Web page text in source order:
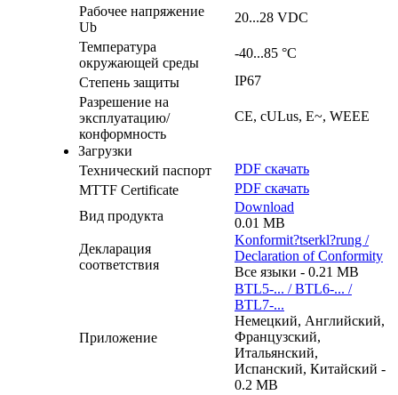
Рабочее напряжение
Ub
20...28 VDC
Температура
окружающей среды
-40...85 °C
Степень защиты
IP67
Разрешение на
эксплуатацию/
конформность
CE, cULus, E~, WEEE
Загрузки
Технический паспорт
PDF скачать
MTTF Certificate
PDF скачать
Вид продукта
Download
0.01 MB
Декларация
соответствия
Konformit?tserkl?rung /
Declaration of Conformity
Все языки - 0.21 MB
Приложение
BTL5-... / BTL6-... /
BTL7-...
Немецкий, Английский,
Французский,
Итальянский,
Испанский, Китайский -
0.2 MB